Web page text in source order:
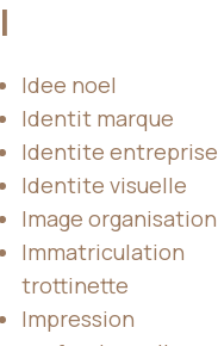
I
Idee noel
Identit marque
Identite entreprise
Identite visuelle
Image organisation
Immatriculation
trottinette
Impression